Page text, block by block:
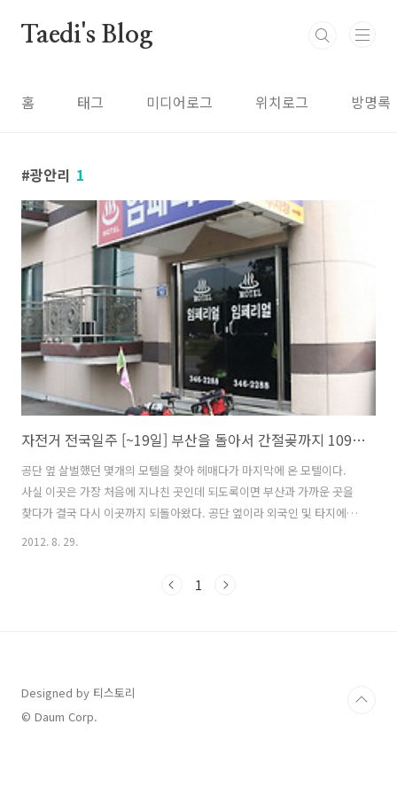
Taedi's Blog
홈 태그 미디어로그 위치로그 방명록
광안리 1
자전거 전국일주 [~19일] 부산을 돌아서 간절곶까지 109.5km
공단 옆 살벌했던 몇개의 모텔을 찾아 헤매다가 마지막에 온 모텔이다.
사실 이곳은 가장 처음에 지나친 곳인데 되도록이면 부산과 가까운 곳을
찾다가 결국 다시 이곳까지 되돌아왔다. 공단 옆이라 외국인 및 타지에서
온 노동자들이 장기 거주를 하고 있는 모텔이 많았다. 분위기도 살벌해서
면서 보통 자전거는 방까지 가지고 들어 갔는데 이곳에선 가지고 들어가
2012. 8. 29.
1
Designed by 티스토리
© Daum Corp.